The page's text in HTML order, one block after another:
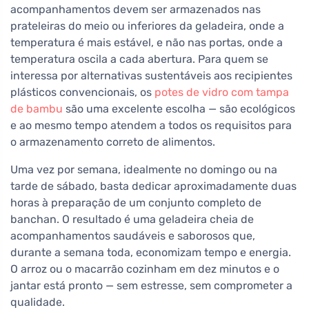
acompanhamentos devem ser armazenados nas
prateleiras do meio ou inferiores da geladeira, onde a
temperatura é mais estável, e não nas portas, onde a
temperatura oscila a cada abertura. Para quem se
interessa por alternativas sustentáveis aos recipientes
plásticos convencionais, os potes de vidro com tampa
de bambu são uma excelente escolha — são ecológicos
e ao mesmo tempo atendem a todos os requisitos para
o armazenamento correto de alimentos.
Uma vez por semana, idealmente no domingo ou na
tarde de sábado, basta dedicar aproximadamente duas
horas à preparação de um conjunto completo de
banchan. O resultado é uma geladeira cheia de
acompanhamentos saudáveis e saborosos que,
durante a semana toda, economizam tempo e energia.
O arroz ou o macarrão cozinham em dez minutos e o
jantar está pronto — sem estresse, sem comprometer a
qualidade.